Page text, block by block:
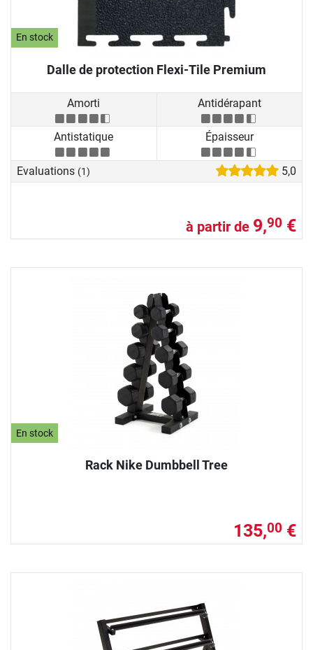
En stock
Dalle de protection Flexi-Tile Premium
Amorti Antidérapant
Antistatique Épaisseur
Evaluations (1) 5,0
à partir de 9,90 €
En stock
Rack Nike Dumbbell Tree
135,00 €